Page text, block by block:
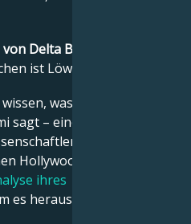
Delta Burke?
ist Löwe.
was die Astrologie
sagt – einen Politiker,
einen Musiker
Hollywood-Star? Sehen
ihres
es herauszufinden!